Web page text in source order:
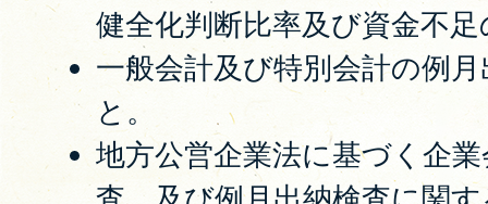
健全化判断比率及び資金不
一般会計及び特別会計の例
と。
地方公営企業法に基づく企